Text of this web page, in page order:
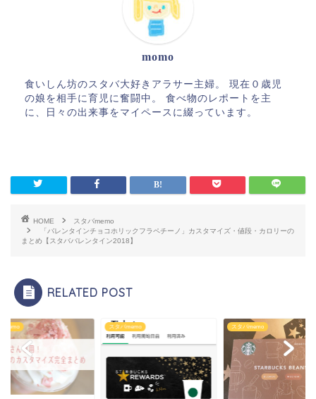
momo
食いしん坊のスタバ大好きアラサー主婦。 現在０歳児
の娘を相手に育児に奮闘中。 食べ物のレポートを主
に、日々の出来事をマイペースに綴っています。
HOME
スタバmemo
「バレンタインチョコホリックフラペチーノ」カスタマイズ・値段・カロリーの
まとめ【スタババレンタイン2018】
RELATED POST
memo スタバmemo スタバmemo